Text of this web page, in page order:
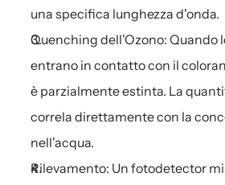
una specifica lunghezza d'onda.
Quenching dell'Ozono: Quando
entrano in contatto con il
è parzialmente estinta. La
correla direttamente con la
nell'acqua.
Rilevamento: Un fotodetector